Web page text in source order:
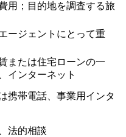
用；目的地を調査する旅
ージェントにとって重
または住宅ローンの一
インターネット
携帯電話、事業用インタ
法的相談